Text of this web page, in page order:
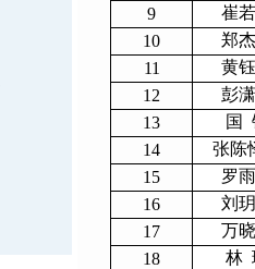
9
崔
10
郑
11
黄
12
彭
13
国
14
张陈
15
罗
16
刘
17
万
18
林